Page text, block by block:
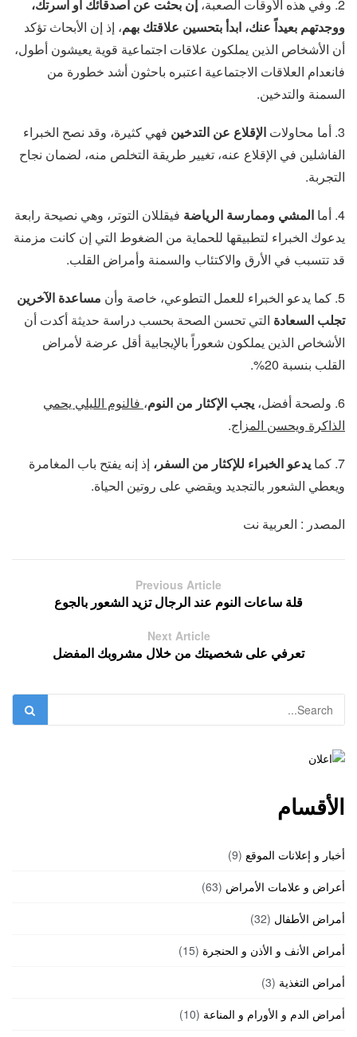
2. وفي هذه الأوقات الصعبة،
إن بحثت عن أصدقائك أو أسرتك،
ووجدتهم بعيداً عنك، ابدأ بتحسين علاقتك بهم، إذ إن الأبحاث تؤكد
أن الأشخاص الذين يملكون علاقات اجتماعية قوية يعيشون أطول،
فانعدام العلاقات الاجتماعية اعتبره باحثون أشد خطورة من
السمنة والتدخين.
3. أما محاولات الإقلاع عن التدخين فهي كثيرة، وقد نصح الخبراء
الفاشلين في الإقلاع عنه، تغيير طريقة التخلص منه، لضمان نجاح
التجربة.
4. أما المشي وممارسة الرياضة فيقللان التوتر، وهي نصيحة رابعة
يدعوك الخبراء لتطبيقها للحماية من الضغوط التي إن كانت مزمنة
قد تتسبب في الأرق والاكتئاب والسمنة وأمراض القلب.
5. كما يدعو الخبراء للعمل التطوعي، خاصة وأن
مساعدة الآخرين
تجلب السعادة التي تحسن الصحة بحسب دراسة حديثة أكدت أن
الأشخاص الذين يملكون شعوراً بالإيجابية أقل عرضة لأمراض
القلب بنسبة 20%.
6. ولصحة أفضل، يجب الإكثار من النوم، فالنوم الليلي يحمي
الذاكرة ويحسن المزاج.
7. كما يدعو الخبراء للإكثار من السفر، إذ إنه يفتح باب المغامرة
ويعطي الشعور بالتجديد ويقضي على روتين الحياة.
المصدر : العربية نت
Previous Article
قلة ساعات النوم عند الرجال تزيد الشعور بالجوع
Next Article
تعرفي على شخصيتك من خلال مشروبك المفضل
الأقسام
أخبار و إعلانات الموقع (9)
أعراض و علامات الأمراض (63)
أمراض الأطفال (32)
أمراض الأنف و الأذن و الحنجرة (15)
أمراض التغذية (3)
أمراض الدم و الأورام و المناعة (10)